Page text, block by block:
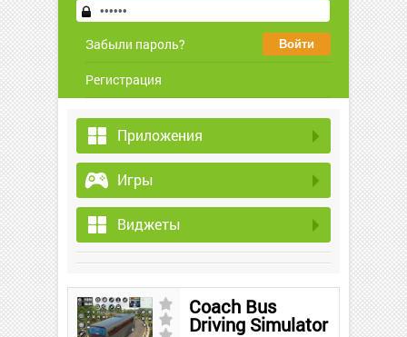
Забыли пароль?
Регистрация
Приложения
Игры
Виджеты
Coach Bus
Driving Simulator